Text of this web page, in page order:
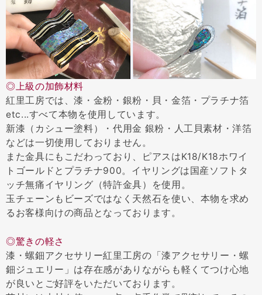
◎上級の加飾材料
紅里工房では、漆・金粉・銀粉・貝・金箔・プラチナ箔
etc...すべて本物を使用しています。
新漆（カシュー塗料）・代用金 銀粉・人工貝素材・洋箔
などは一切使用しておりません。
また金具にもこだわっており、ピアスはK18/K18ホワイ
トゴールドとプラチナ900。イヤリングは国産ソフトタ
ッチ無痛イヤリング（特許金具）を使用。
玉チェーンもビーズではなく天然石を使い、本物を求め
るお客様向けの商品となっております。
◎驚きの軽さ
漆・螺鈿アクセサリー紅里工房の「漆アクセサリー・螺
鈿ジュエリー」は存在感がありながらも軽くてつけ心地
が良いとご好評をいただいております。